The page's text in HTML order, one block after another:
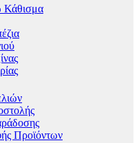
Κάθισμα
Προϊόντων